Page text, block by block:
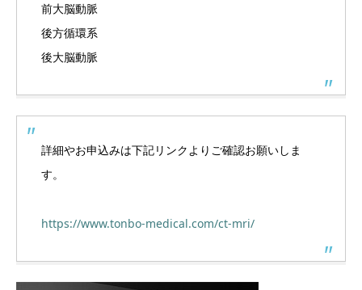
前大脳動脈
後方循環系
後大脳動脈
詳細やお申込みは下記リンクよりご確認お願いしま
す。
https://www.tonbo-medical.com/ct-mri/